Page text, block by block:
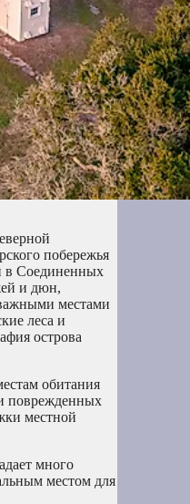
побережья
в Соединенных
и дюн,
местами
леса и
острова
обитания
поврежденных
местной
много
местом для